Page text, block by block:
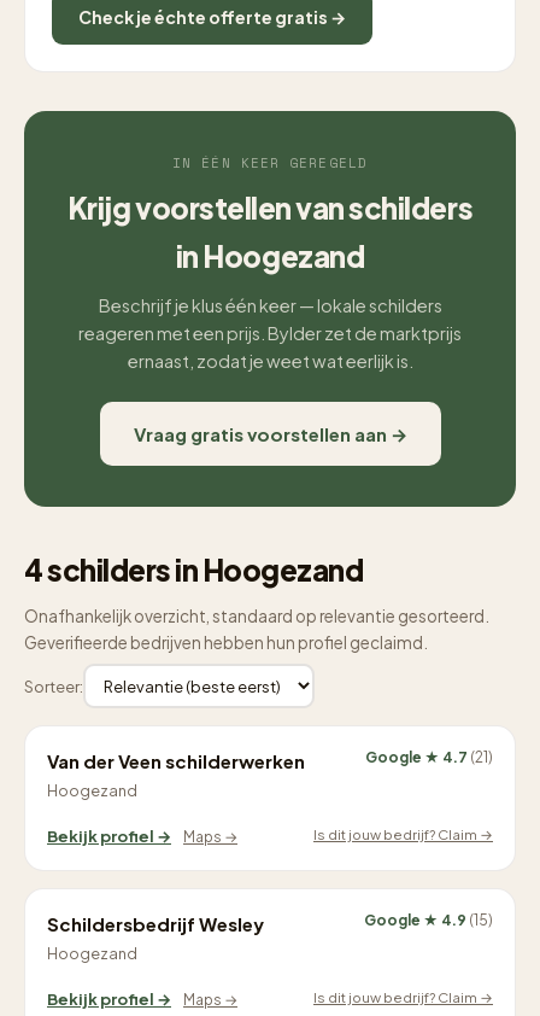
Check je échte offerte gratis →
IN ÉÉN KEER GEREGELD
Krijg voorstellen van schilders
in Hoogezand
Beschrijf je klus één keer — lokale schilders
reageren met een prijs. Bylder zet de marktprijs
ernaast, zodat je weet wat eerlijk is.
Vraag gratis voorstellen aan →
4 schilders in Hoogezand
Onafhankelijk overzicht, standaard op relevantie gesorteerd.
Geverifieerde bedrijven hebben hun profiel geclaimd.
Sorteer:
Van der Veen schilderwerken
Hoogezand
Google ★ 4.7 (21)
Bekijk profiel → Maps → Is dit jouw bedrijf? Claim →
Schildersbedrijf Wesley
Hoogezand
Google ★ 4.9 (15)
Bekijk profiel → Maps → Is dit jouw bedrijf? Claim →